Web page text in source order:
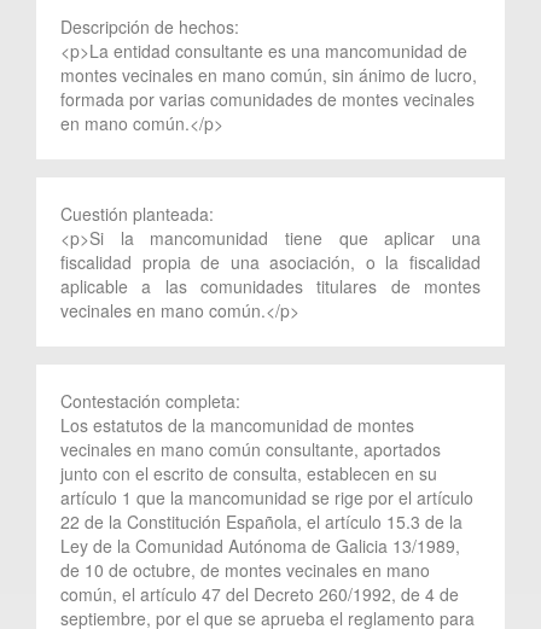
Descripción de hechos:
<p>La entidad consultante es una mancomunidad de
montes vecinales en mano común, sin ánimo de lucro,
formada por varias comunidades de montes vecinales
en mano común.</p>
Cuestión planteada:
<p>Si la mancomunidad tiene que aplicar una
fiscalidad propia de una asociación, o la fiscalidad
aplicable a las comunidades titulares de montes
vecinales en mano común.</p>
Contestación completa:
Los estatutos de la mancomunidad de montes
vecinales en mano común consultante, aportados
junto con el escrito de consulta, establecen en su
artículo 1 que la mancomunidad se rige por el artículo
22 de la Constitución Española, el artículo 15.3 de la
Ley de la Comunidad Autónoma de Galicia 13/1989,
de 10 de octubre, de montes vecinales en mano
común, el artículo 47 del Decreto 260/1992, de 4 de
septiembre, por el que se aprueba el reglamento para